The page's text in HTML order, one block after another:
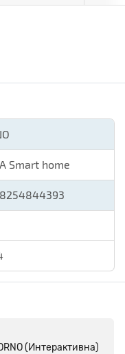
Smart home
(Интерактивна)